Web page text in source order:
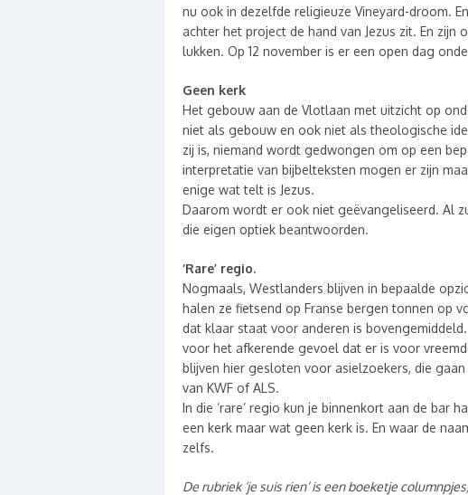
nu ook in dezelfde religieuze Vineyard-droom.
achter het project de hand van Jezus zit. En
lukken. Op 12 november is er een open dag
Geen kerk
Het gebouw aan de Vlotlaan met uitzicht op
niet als gebouw en ook niet als theologische
zij is, niemand wordt gedwongen om op een
interpretatie van bijbelteksten mogen er zijn
enige wat telt is Jezus.
Daarom wordt er ook niet geëvangeliseerd. Al
die eigen optiek beantwoorden.
‘Rare’ regio.
Nogmaals, Westlanders blijven in bepaalde
halen ze fietsend op Franse bergen tonnen op
dat klaar staat voor anderen is
voor het afkerende gevoel dat er is voor
blijven hier gesloten voor asielzoekers, die
van KWF of ALS.
In die ‘rare’ regio kun je binnenkort aan de bar
een kerk maar wat geen kerk is. En waar de
zelfs.
De rubriek ‘je suis rien’ is een boeketje